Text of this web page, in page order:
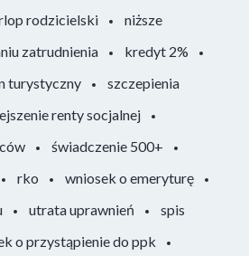
rodzicielski
niższe
zatrudnienia
kredyt 2%
turystyczny
szczepienia
renty socjalnej
świadczenie 500+
rko
wniosek o emeryturę
utrata uprawnień
spis
o przystąpienie do ppk